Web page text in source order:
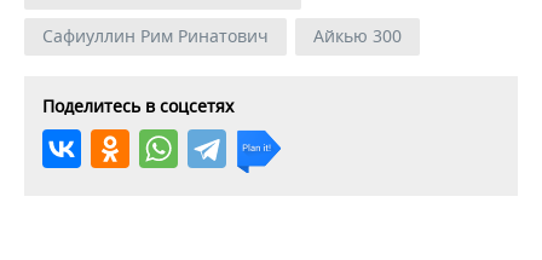
Сафиуллин Рим Ринатович
Айкью 300
Поделитесь в соцсетях